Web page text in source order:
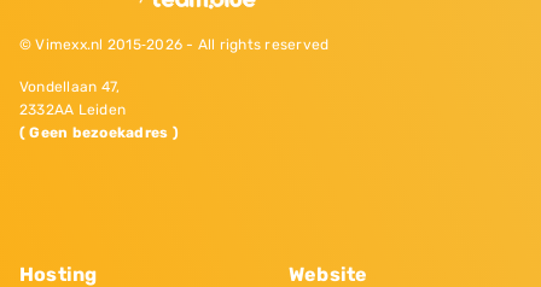
© Vimexx.nl 2015‐2026 - All rights reserved
Vondellaan 47,
2332AA Leiden
( Geen bezoekadres )
Hosting Website